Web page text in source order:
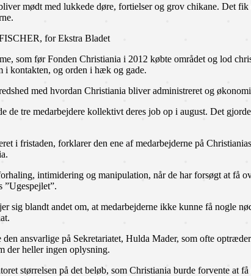
mødt med lukkede døre, fortielser og grov chikane. Det
for Ekstra Bladet
som før Fonden Christiania i 2012 købte området og lod
i kontakten, og orden i hæk og gade.
med hvordan Christiania bliver administreret og
de tre medarbejdere kollektivt deres job op i august. Det
i fristaden, forklarer den ene af medarbejderne på
intimidering og manipulation, når de har forsøgt at
”Ugespejlet”.
sig blandt andet om, at medarbejderne ikke kunne få nogle
den ansvarlige på Sekretariatet, Hulda Mader, som ofte
der heller ingen oplysning.
størrelsen på det beløb, som Christiania burde forvente at